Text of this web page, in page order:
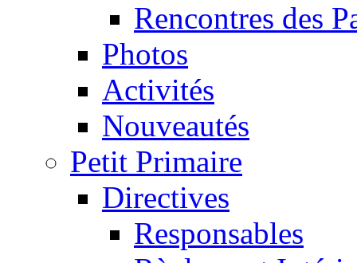
Rencontres des
Photos
Activités
Nouveautés
Petit Primaire
Directives
Responsables